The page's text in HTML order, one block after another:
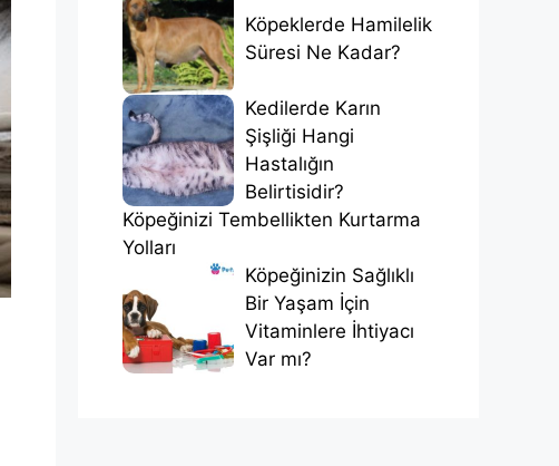
Köpeklerde Hamilelik
Süresi Ne Kadar?
Kedilerde Karın
Şişliği Hangi
Hastalığın
Belirtisidir?
Köpeğinizi Tembellikten Kurtarma
Yolları
Köpeğinizin Sağlıklı
Bir Yaşam İçin
Vitaminlere İhtiyacı
Var mı?